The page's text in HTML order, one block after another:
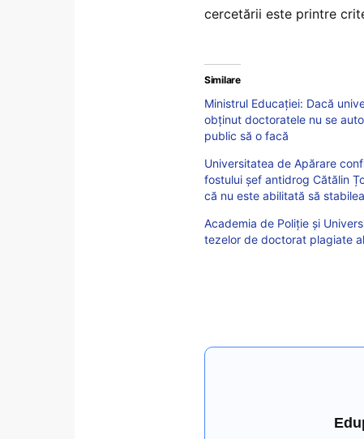
cercetării este printre
Similare
Ministrul Educației: Dacă
obținut doctoratele nu se
public să o facă
Universitatea de Apărare
fostului șef antidrog Cătălin
că nu este abilitată să
Academia de Poliție și
tezelor de doctorat plagiate